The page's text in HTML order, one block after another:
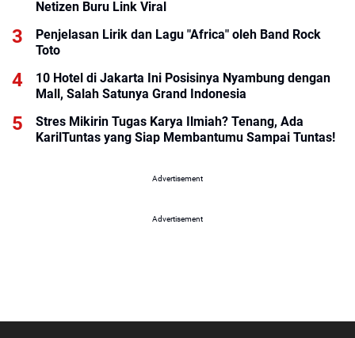
Netizen Buru Link Viral
Penjelasan Lirik dan Lagu "Africa" oleh Band Rock
Toto
10 Hotel di Jakarta Ini Posisinya Nyambung dengan
Mall, Salah Satunya Grand Indonesia
Stres Mikirin Tugas Karya Ilmiah? Tenang, Ada
KarilTuntas yang Siap Membantumu Sampai Tuntas!
Advertisement
Advertisement